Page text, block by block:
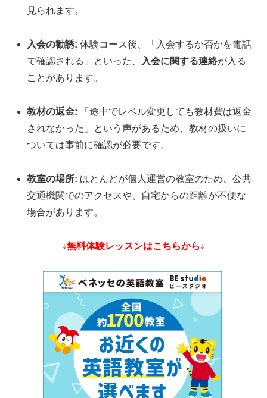
見られます。
入会の勧誘: 体験コース後、「入会するか否かを電話
で確認される」といった、
入会に関する連絡が入る
ことがあります。
教材の返金: 「途中でレベル変更しても教材費は返金
されなかった」という声があるため、教材の扱いに
ついては事前に確認が必要です。
教室の場所: ほとんどが個人運営の教室のため、公共
交通機関でのアクセスや、自宅からの距離が不便な
場合があります。
↓無料体験レッスンはこちらから↓